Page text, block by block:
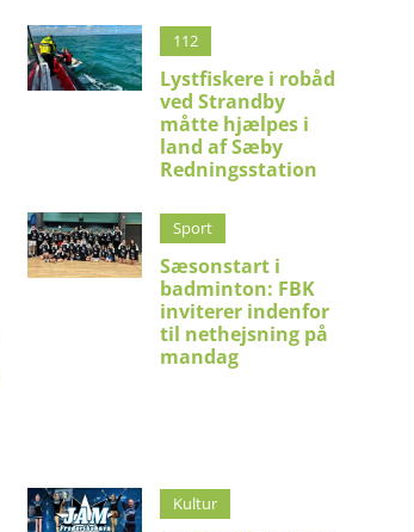
112
Lystfiskere i robåd
ved Strandby
måtte hjælpes i
land af Sæby
Redningsstation
Sport
Sæsonstart i
badminton: FBK
inviterer indenfor
til nethejsning på
mandag
Kultur